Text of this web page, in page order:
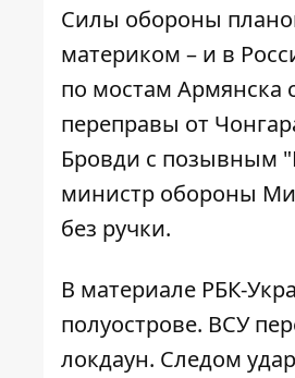
Силы обороны
материком – и в
по мостам Армянска
переправы от
Бровди с позывным
министр обороны
без ручки.
В материале РБК-
полуострове. ВСУ
локдаун. Следом